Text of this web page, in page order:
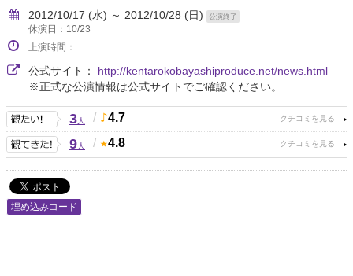
2012/10/17 (水) ～ 2012/10/28 (日) 公演終了
休演日：10/23
上演時間：
公式サイト： http://kentarokobayashiproduce.net/news.html
※正式な公演情報は公式サイトでご確認ください。
3人 / 4.7
9人 / 4.8
埋め込みコード